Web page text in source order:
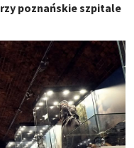
poznańskie szpitale